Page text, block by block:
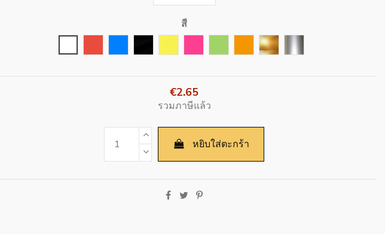
สี
สีส้ม Or Argent
€2.65
รวมภาษีแล้ว
หยิบใส่ตะกร้า